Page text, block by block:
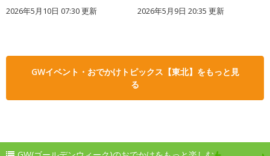
2026年5月10日 07:30 更新 2026年5月9日 20:35 更新
GWイベント・おでかけトピックス【東北】をもっと見
る